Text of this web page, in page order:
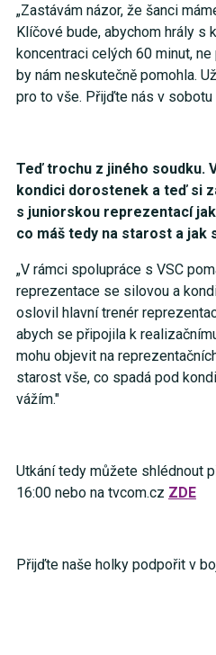
„Zastávám názor, že šanci
Klíčové bude, abychom hrály s
koncentraci celých 60 minut,
by nám neskutečně pomohla.
pro to vše. Přijďte nás v
Teď trochu z jiného soudku.
kondici dorostenek a teď si
s juniorskou reprezentací
co máš tedy na starost a jak
„V rámci spolupráce s VSC
reprezentace se silovou a
oslovil hlavní trenér
abych se připojila k
mohu objevit na
starost vše, co spadá pod
vážím."
Utkání tedy můžete shlédnout
16:00 nebo na tvcom.cz ZDE
Přijďte naše holky podpořit v